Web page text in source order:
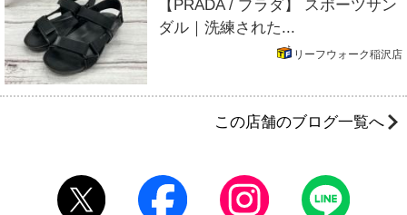
【PRADA / プラダ】 スポーツサン
ダル｜洗練された...
リーフウォーク稲沢店
この店舗のブログ一覧へ